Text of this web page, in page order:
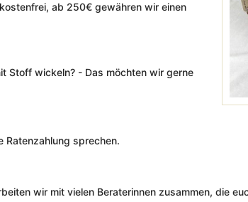
ab 250€ gewähren wir einen
Stoff wickeln? - Das möchten wir gerne
Ratenzahlung sprechen.
wir mit vielen Beraterinnen zusammen, die